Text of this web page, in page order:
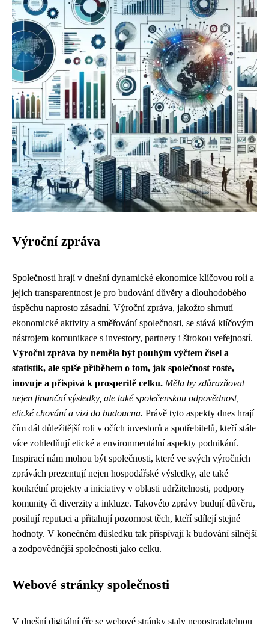
Výroční zpráva
Společnosti hrají v dnešní dynamické ekonomice klíčovou roli a
jejich transparentnost je pro budování důvěry a dlouhodobého
úspěchu naprosto zásadní. Výroční zpráva, jakožto shrnutí
ekonomické aktivity a směřování společnosti, se stává klíčovým
nástrojem komunikace s investory, partnery i širokou veřejností.
Výroční zpráva by neměla být pouhým výčtem čísel a
statistik, ale spíše příběhem o tom, jak společnost roste,
inovuje a přispívá k prosperitě celku. Měla by zdůrazňovat
nejen finanční výsledky, ale také společenskou odpovědnost,
etické chování a vizi do budoucna. Právě tyto aspekty dnes hrají
čím dál důležitější roli v očích investorů a spotřebitelů, kteří stále
více zohledňují etické a environmentální aspekty podnikání.
Inspirací nám mohou být společnosti, které ve svých výročních
zprávách prezentují nejen hospodářské výsledky, ale také
konkrétní projekty a iniciativy v oblasti udržitelnosti, podpory
komunity či diverzity a inkluze. Takovéto zprávy budují důvěru,
posilují reputaci a přitahují pozornost těch, kteří sdílejí stejné
hodnoty. V konečném důsledku tak přispívají k budování silnější
a zodpovědnější společnosti jako celku.
Webové stránky společnosti
V dnešní digitální éře se webové stránky staly nepostradatelnou